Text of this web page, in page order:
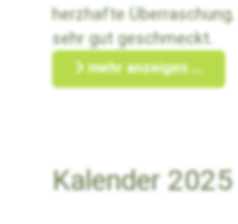
herzhafte
sehr gut geschmeckt.
mehr anzeigen ...
Kalender 2025